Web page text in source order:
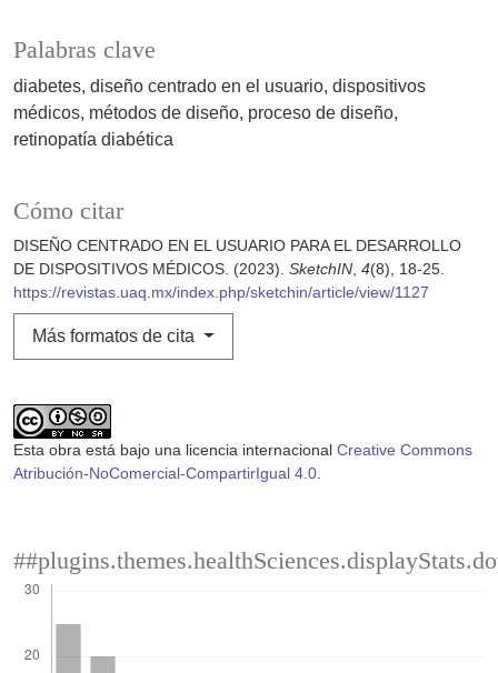
Palabras clave
diabetes diseño centrado en el usuario dispositivos
médicos métodos de diseño proceso de diseño
retinopatía diabética
Cómo citar
DISEÑO CENTRADO EN EL USUARIO PARA EL DESARROLLO
DE DISPOSITIVOS MÉDICOS. (2023). SketchIN, 4(8), 18-25.
https://revistas.uaq.mx/index.php/sketchin/article/view/1127
Más formatos de cita
Esta obra está bajo una licencia internacional Creative Commons
Atribución-NoComercial-CompartirIgual 4.0.